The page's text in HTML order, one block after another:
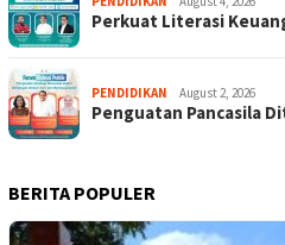
Perkuat Literasi
PENDIDIKAN August 2, 2026
Penguatan Pancasila
BERITA POPULER